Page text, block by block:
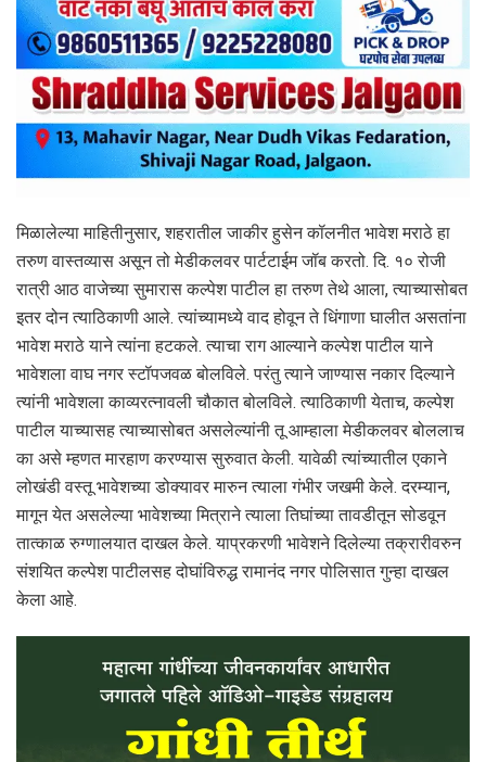
मिळालेल्या माहितीनुसार, शहरातील जाकीर हुसेन कॉलनीत भावेश मराठे हा
तरुण वास्तव्यास असून तो मेडीकलवर पार्टटाईम जॉब करतो. दि. १० रोजी
रात्री आठ वाजेच्या सुमारास कल्पेश पाटील हा तरुण तेथे आला, त्याच्यासोबत
इतर दोन त्याठिकाणी आले. त्यांच्यामध्ये वाद होवून ते धिंगाणा घालीत असतांना
भावेश मराठे याने त्यांना हटकले. त्याचा राग आल्याने कल्पेश पाटील याने
भावेशला वाघ नगर स्टॉपजवळ बोलविले. परंतु त्याने जाण्यास नकार दिल्याने
त्यांनी भावेशला काव्यरत्नावली चौकात बोलविले. त्याठिकाणी येताच, कल्पेश
पाटील याच्यासह त्याच्यासोबत असलेल्यांनी तू आम्हाला मेडीकलवर बोललाच
का असे म्हणत मारहाण करण्यास सुरुवात केली. यावेळी त्यांच्यातील एकाने
लोखंडी वस्तू भावेशच्या डोक्यावर मारुन त्याला गंभीर जखमी केले. दरम्यान,
मागून येत असलेल्या भावेशच्या मित्राने त्याला तिघांच्या तावडीतून सोडवून
तात्काळ रुग्णालयात दाखल केले. याप्रकरणी भावेशने दिलेल्या तक्रारीवरुन
संशयित कल्पेश पाटीलसह दोघांविरुद्ध रामानंद नगर पोलिसात गुन्हा दाखल
केला आहे.